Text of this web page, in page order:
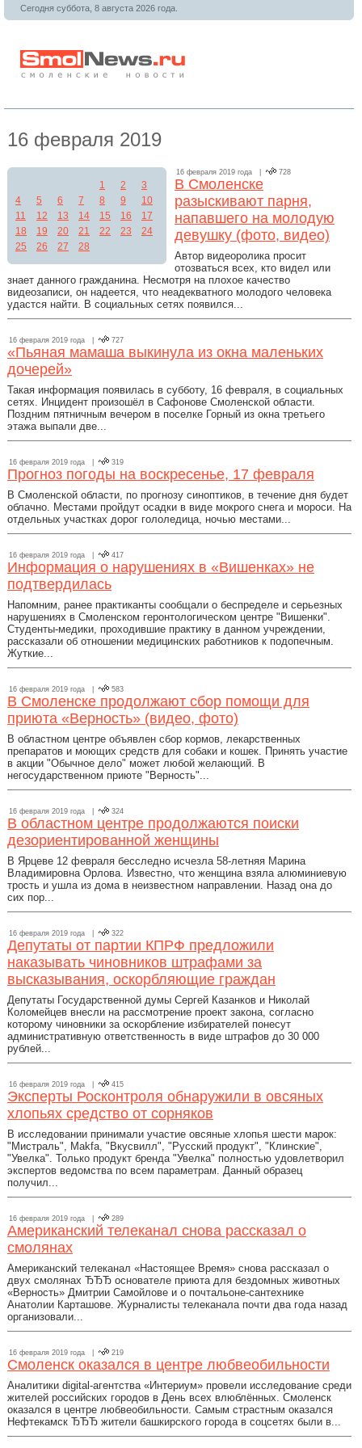
Сегодня суббота, 8 августа 2026 года.
16 февраля 2019
1 2
3
4
5 6 7 8 9
10
11
12 13 14 15 16
17
18
19 20 21 22 23
24
25
26 27 28
16 февраля 2019 года | 728
В Смоленске
разыскивают парня,
напавшего на молодую
девушку (фото, видео)
Автор видеоролика просит
отозваться всех, кто видел или
знает данного гражданина. Несмотря на плохое качество
видеозаписи, он надеется, что неадекватного молодого человека
удастся найти. В социальных сетях появился...
16 февраля 2019 года | 727
«Пьяная мамаша выкинула из окна маленьких
дочерей»
Такая информация появилась в субботу, 16 февраля, в социальных
сетях. Инцидент произошёл в Сафонове Смоленской области.
Поздним пятничным вечером в поселке Горный из окна третьего
этажа выпали две...
16 февраля 2019 года | 319
Прогноз погоды на воскресенье, 17 февраля
В Смоленской области, по прогнозу синоптиков, в течение дня будет
облачно. Местами пройдут осадки в виде мокрого снега и мороси. На
отдельных участках дорог гололедица, ночью местами...
16 февраля 2019 года | 417
Информация о нарушениях в «Вишенках» не
подтвердилась
Напомним, ранее практиканты сообщали о беспределе и серьезных
нарушениях в Смоленском геронтологическом центре "Вишенки".
Студенты-медики, проходившие практику в данном учреждении,
рассказали об отношении медицинских работников к подопечным.
Жуткие...
16 февраля 2019 года | 583
В Смоленске продолжают сбор помощи для
приюта «Верность» (видео, фото)
В областном центре объявлен сбор кормов, лекарственных
препаратов и моющих средств для собаки и кошек. Принять участие
в акции "Обычное дело" может любой желающий. В
негосударственном приюте "Верность"...
16 февраля 2019 года | 324
В областном центре продолжаются поиски
дезориентированной женщины
В Ярцеве 12 февраля бесследно исчезла 58-летняя Марина
Владимировна Орлова. Известно, что женщина взяла алюминиевую
трость и ушла из дома в неизвестном направлении. Назад она до
сих пор...
16 февраля 2019 года | 322
Депутаты от партии КПРФ предложили
наказывать чиновников штрафами за
высказывания, оскорбляющие граждан
Депутаты Государственной думы Сергей Казанков и Николай
Коломейцев внесли на рассмотрение проект закона, согласно
которому чиновники за оскорбление избирателей понесут
административную ответственность в виде штрафов до 30 000
рублей...
16 февраля 2019 года | 415
Эксперты Росконтроля обнаружили в овсяных
хлопьях средство от сорняков
В исследовании принимали участие овсяные хлопья шести марок:
"Мистраль", Makfa, "Вкусвилл", "Русский продукт", "Клинские",
"Увелка". Только продукт бренда "Увелка" полностью удовлетворил
экспертов ведомства по всем параметрам. Данный образец
получил...
16 февраля 2019 года | 289
Американский телеканал снова рассказал о
смолянах
Американский телеканал «Настоящее Время» снова рассказал о
двух смолянах ЂЂЂ основателе приюта для бездомных животных
«Верность» Дмитрии Самойлове и о почтальоне-сантехнике
Анатолии Карташове. Журналисты телеканала почти два года назад
организовали...
16 февраля 2019 года | 219
Смоленск оказался в центре любвеобильности
Аналитики digital-агентства «Интериум» провели исследование среди
жителей российских городов в День всех влюблённых. Смоленск
оказался в центре любвеобильности. Самым страстным оказался
Нефтекамск ЂЂЂ жители башкирского города в соцсетях были в...